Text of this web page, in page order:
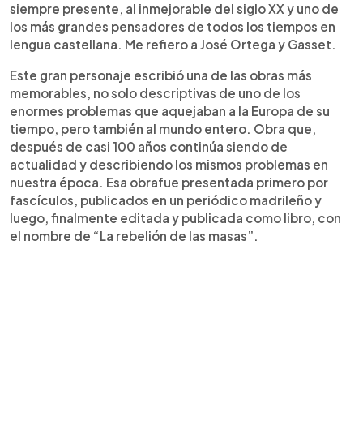
siempre presente, al inmejorable del siglo XX y uno de
los más grandes pensadores de todos los tiempos en
lengua castellana. Me refiero a José Ortega y Gasset.
Este gran personaje escribió una de las obras más
memorables, no solo descriptivas de uno de los
enormes problemas que aquejaban a la Europa de su
tiempo, pero también al mundo entero. Obra que,
después de casi 100 años continúa siendo de
actualidad y describiendo los mismos problemas en
nuestra época. Esa obrafue presentada primero por
fascículos, publicados en un periódico madrileño y
luego, finalmente editada y publicada como libro, con
el nombre de “La rebelión de las masas”.